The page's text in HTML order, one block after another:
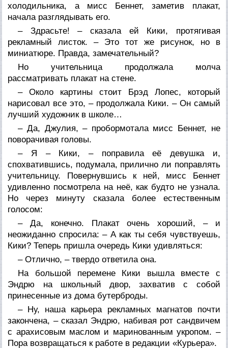
холодильника, а мисс Беннет, заметив плакат,
начала разглядывать его.
– Здрасьте! – сказала ей Кики, протягивая
рекламный листок. – Это тот же рисунок, но в
миниатюре. Правда, замечательный?
Но учительница продолжала молча
рассматривать плакат на стене.
– Около картины стоит Брэд Лопес, который
нарисовал все это, – продолжала Кики. – Он самый
лучший художник в школе…
– Да, Джулия, – пробормотала мисс Беннет, не
поворачивая головы.
– Я – Кики, – поправила её девушка и,
спохватившись, подумала, прилично ли поправлять
учительницу. Повернувшись к ней, мисс Беннет
удивленно посмотрела на неё, как будто не узнала.
Но через минуту сказала более естественным
голосом:
– Да, конечно. Плакат очень хороший, – и
неожиданно спросила: – А как ты себя чувствуешь,
Кики? Теперь пришла очередь Кики удивляться:
– Отлично, – твердо ответила она.
На большой перемене Кики вышла вместе с
Эндрю на школьный двор, захватив с собой
принесенные из дома бутерброды.
– Ну, наша карьера рекламных магнатов почти
закончена, – сказал Эндрю, набивая рот сандвичем
с арахисовым маслом и маринованным укропом. –
Пора возвращаться к работе в редакции «Курьера».